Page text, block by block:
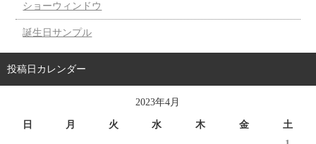
ショーウィンドウ
誕生日サンプル
投稿日カレンダー
2023年4月
日 月 火 水 木 金
土